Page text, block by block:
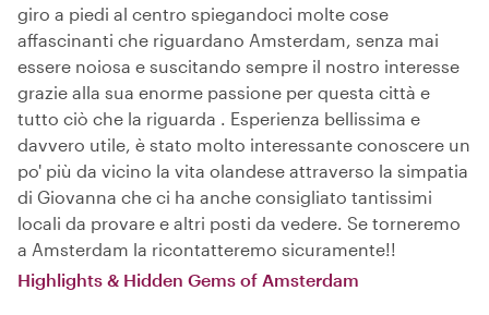
giro a piedi al centro spiegandoci molte cose
affascinanti che riguardano Amsterdam, senza mai
essere noiosa e suscitando sempre il nostro interesse
grazie alla sua enorme passione per questa città e
tutto ciò che la riguarda . Esperienza bellissima e
davvero utile, è stato molto interessante conoscere un
po' più da vicino la vita olandese attraverso la simpatia
di Giovanna che ci ha anche consigliato tantissimi
locali da provare e altri posti da vedere. Se torneremo
a Amsterdam la ricontatteremo sicuramente!!
Highlights & Hidden Gems of Amsterdam